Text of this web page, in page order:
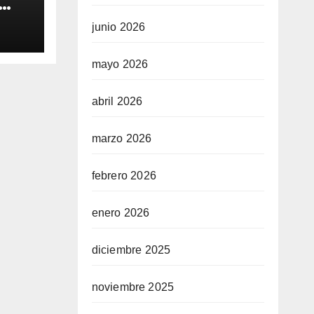
junio 2026
mayo 2026
abril 2026
marzo 2026
febrero 2026
enero 2026
diciembre 2025
noviembre 2025